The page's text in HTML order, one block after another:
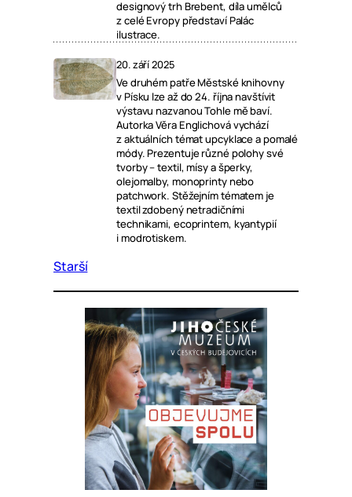
designový trh Brebent, díla umělců
z celé Evropy představí Palác
ilustrace.
20. září 2025
Ve druhém patře Městské knihovny
v Písku lze až do 24. října navštívit
výstavu nazvanou Tohle mě baví.
Autorka Věra Englichová vychází
z aktuálních témat upcyklace a pomalé
módy. Prezentuje různé polohy své
tvorby – textil, mísy a šperky,
olejomalby, monoprinty nebo
patchwork. Stěžejním tématem je
textil zdobený netradičními
technikami, ecoprintem, kyantypií
i modrotiskem.
Starší